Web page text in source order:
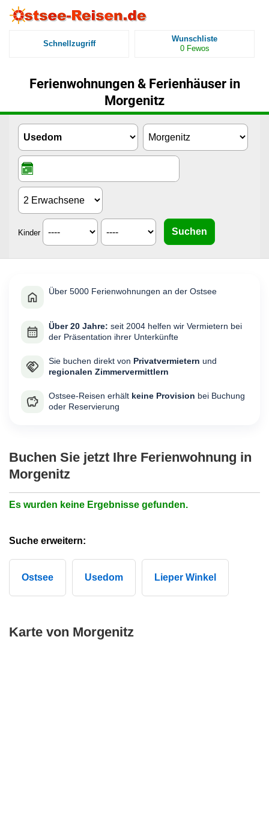
Schnellzugriff
Wunschliste
0 Fewos
Ferienwohnungen & Ferienhäuser in
Morgenitz
Kinder
Über 5000 Ferienwohnungen an der Ostsee
Über 20 Jahre: seit 2004 helfen wir Vermietern bei
der Präsentation ihrer Unterkünfte
Sie buchen direkt von Privatvermietern und
regionalen Zimmervermittlern
Ostsee-Reisen erhält keine Provision bei Buchung
oder Reservierung
Buchen Sie jetzt Ihre Ferienwohnung in
Morgenitz
Es wurden keine Ergebnisse gefunden.
Suche erweitern:
Ostsee Usedom Lieper Winkel
Karte von Morgenitz